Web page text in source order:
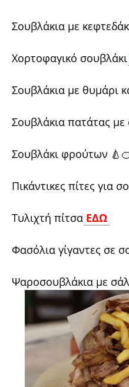
Σουβλάκια με
Χορτοφαγικό σουβλάκι
Σουβλάκια με θυμάρι
Σουβλάκια πατάτας
Σουβλάκι φρούτων
Πικάντικες πίτες για
Τυλιχτή πίτσα ΕΔΩ
Φασόλια γίγαντες σε
Ψαροσουβλάκια με